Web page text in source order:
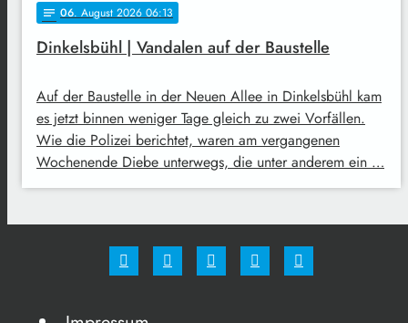
notes 06. August 2026 06:13
Dinkelsbühl | Vandalen auf der Baustelle
Auf der Baustelle in der Neuen Allee in Dinkelsbühl kam
es jetzt binnen weniger Tage gleich zu zwei Vorfällen.
Wie die Polizei berichtet, waren am vergangenen
Wochenende Diebe unterwegs, die unter anderem ein …